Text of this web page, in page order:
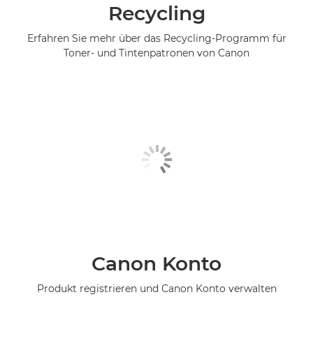
Recycling
Erfahren Sie mehr über das Recycling-Programm für
Toner- und Tintenpatronen von Canon
Canon Konto
Produkt registrieren und Canon Konto verwalten